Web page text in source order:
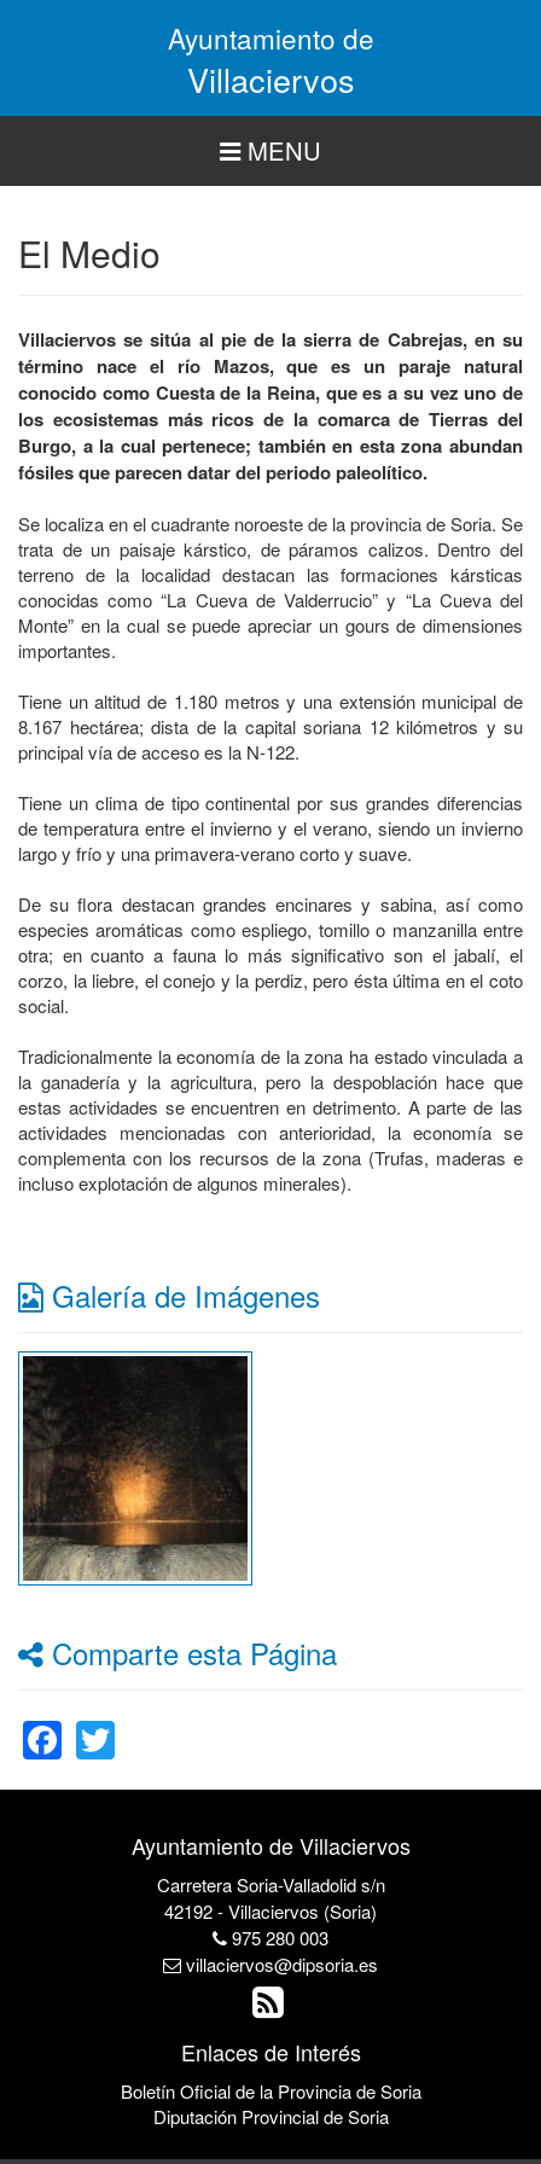
Ayuntamiento de
Villaciervos
MENU
El Medio
Villaciervos se sitúa al pie de la sierra de Cabrejas, en su
término nace el río Mazos, que es un paraje natural
conocido como Cuesta de la Reina, que es a su vez uno de
los ecosistemas más ricos de la comarca de Tierras del
Burgo, a la cual pertenece; también en esta zona abundan
fósiles que parecen datar del periodo paleolítico.
Se localiza en el cuadrante noroeste de la provincia de Soria. Se
trata de un paisaje kárstico, de páramos calizos. Dentro del
terreno de la localidad destacan las formaciones kársticas
conocidas como “La Cueva de Valderrucio” y “La Cueva del
Monte” en la cual se puede apreciar un gours de dimensiones
importantes.
Tiene un altitud de 1.180 metros y una extensión municipal de
8.167 hectárea; dista de la capital soriana 12 kilómetros y su
principal vía de acceso es la N-122.
Tiene un clima de tipo continental por sus grandes diferencias
de temperatura entre el invierno y el verano, siendo un invierno
largo y frío y una primavera-verano corto y suave.
De su flora destacan grandes encinares y sabina, así como
especies aromáticas como espliego, tomillo o manzanilla entre
otra; en cuanto a fauna lo más significativo son el jabalí, el
corzo, la liebre, el conejo y la perdiz, pero ésta última en el coto
social.
Tradicionalmente la economía de la zona ha estado vinculada a
la ganadería y la agricultura, pero la despoblación hace que
estas actividades se encuentren en detrimento. A parte de las
actividades mencionadas con anterioridad, la economía se
complementa con los recursos de la zona (Trufas, maderas e
incluso explotación de algunos minerales).
Galería de Imágenes
Comparte esta Página
Facebook
Ayuntamiento de Villaciervos
Carretera Soria-Valladolid s/n
42192 - Villaciervos (Soria)
975 280 003
villaciervos@dipsoria.es
Enlaces de Interés
Boletín Oficial de la Provincia de Soria
Diputación Provincial de Soria